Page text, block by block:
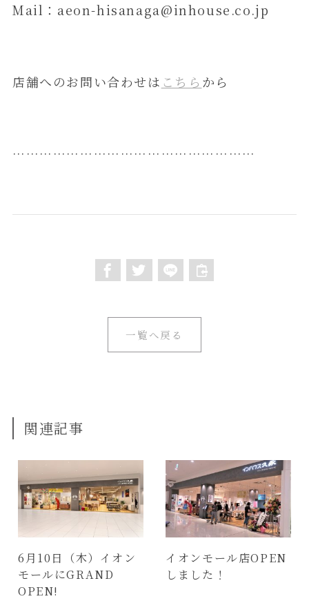
Mail：aeon-hisanaga@inhouse.co.jp
店舗へのお問い合わせは こちら から
………………………………………………
一覧へ戻る
関連記事
6月10日（木）イオン
モールにGRAND
OPEN!
イオンモール店OPEN
しました！